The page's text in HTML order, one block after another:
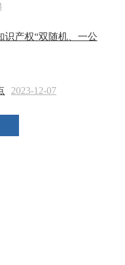
识产权“双随机、一公
2023-12-07